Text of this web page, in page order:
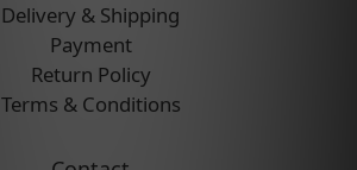
Delivery & Shipping
Payment
Return Policy
Terms & Conditions